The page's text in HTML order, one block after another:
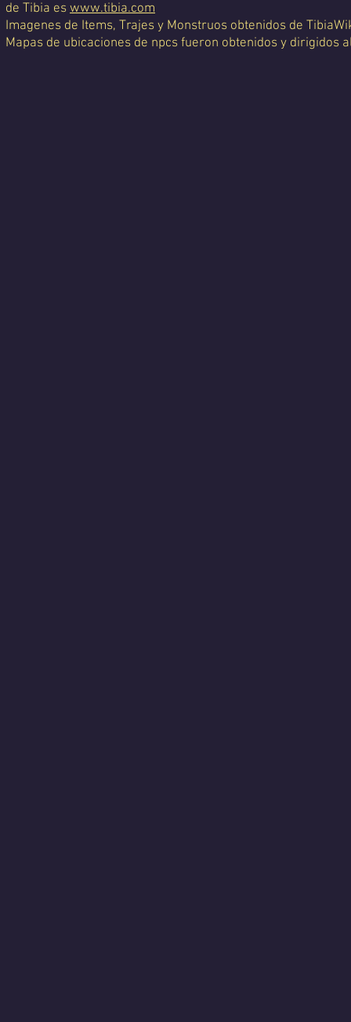
de Tibia es www.tibia.com
Imagenes de Items, Trajes y Monstruos obtenidos de
Mapas de ubicaciones de npcs fueron obtenidos y dirigidos